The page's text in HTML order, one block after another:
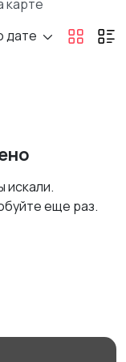
карте
дате
искали.
еще раз.